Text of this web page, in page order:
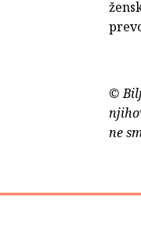
©
ne